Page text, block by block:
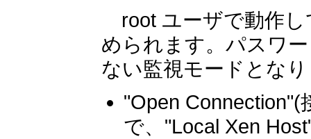
root ユーザで動作し
められます。パスワ
ない監視モードとな
"Open
で、"Local Xen